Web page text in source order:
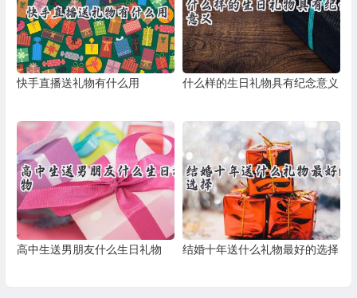
快手直播送礼物有什么用 什么样的生日礼物具有纪念意义
高中生送男朋友什么生日礼物 结婚十年送什么礼物最好的选择